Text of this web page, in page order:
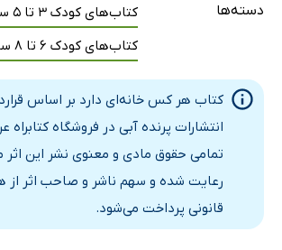
دسته‌ها
کتاب‌های کودک 3 تا 5 سال
کتاب‌های کودک 6 تا 8 سال
کتاب هر کس خانه‌ای دارد بر اساس
انتشارات پرنده آبی در فروشگاه
تمامی حقوق مادی و معنوی نشر این اثر
رعایت شده و سهم ناشر و صاحب اثر از
قانونی پرداخت می‌شود.